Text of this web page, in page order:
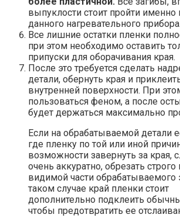
выпуклости стоит пройти
данного нагревательного прибора.
Все лишние остатки пленки
при этом необходимо оставить
припуски для оборачивания края.
После это требуется сделать
детали, обернуть края и
внутренней поверхности. При
пользоваться феном, а после
будет держаться максимально
Если на обрабатываемой детали
где пленку по той или иной
возможности завернуть за края,
очень аккуратно, обрезать строго
видимой части обрабатываемого
таком случае край пленки стоит
дополнительно подклеить
чтобы предотвратить ее